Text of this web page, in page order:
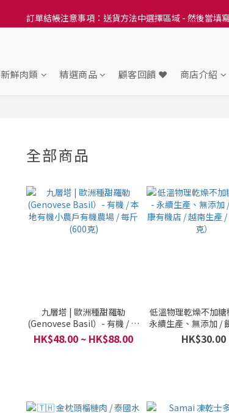
訂單結帳注意事項：送貨方法中選擇區域 - 然後當填
訂單結帳注意事項：送貨方法中選擇區域 - 然後當填
隆重推出本地培育田香雞、金棠雞、粵
訂單結帳注意事項：送貨方法中選擇區域 - 然後當填
新鮮肉類 精選商品 顧客回饋 ❤️ 商店介紹
全部商品
九層塔 | 歐洲種甜羅勒
(Genovese Basil）- 有機 / 本
地有機小農戶有機農場 / 每斤
(600克)
HK$48.00 ~ HK$88.00
低溫物理乾燥不加糖
永續生產、無添加 / 餸您健康
有機店 / 越南生產 /
克）
HK$30.00